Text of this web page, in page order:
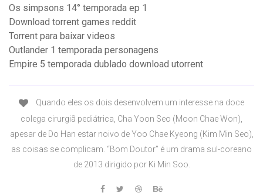
Os simpsons 14° temporada ep 1
Download torrent games reddit
Torrent para baixar videos
Outlander 1 temporada personagens
Empire 5 temporada dublado download utorrent
Quando eles os dois desenvolvem um interesse na doce
colega cirurgiã pediátrica, Cha Yoon Seo (Moon Chae Won),
apesar de Do Han estar noivo de Yoo Chae Kyeong (Kim Min Seo),
as coisas se complicam. “Bom Doutor” é um drama sul-coreano
de 2013 dirigido por Ki Min Soo.